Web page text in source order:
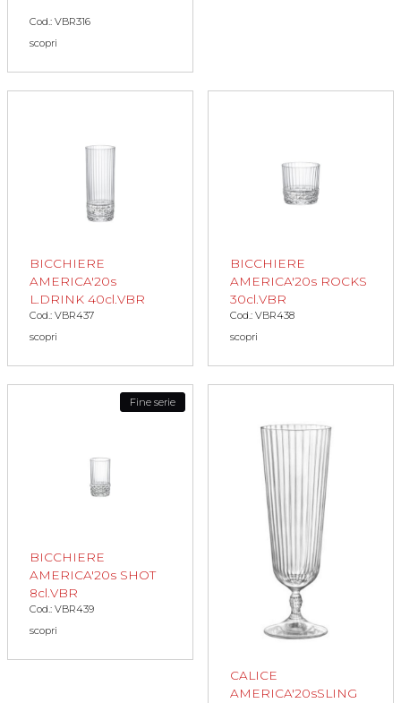
Cod.: VBR316
scopri
BICCHIERE
AMERICA'20s
L.DRINK 40cl.VBR
Cod.: VBR437
scopri
BICCHIERE
AMERICA'20s ROCKS
30cl.VBR
Cod.: VBR438
scopri
Fine serie
BICCHIERE
AMERICA'20s SHOT
8cl.VBR
Cod.: VBR439
scopri
CALICE
AMERICA'20sSLING